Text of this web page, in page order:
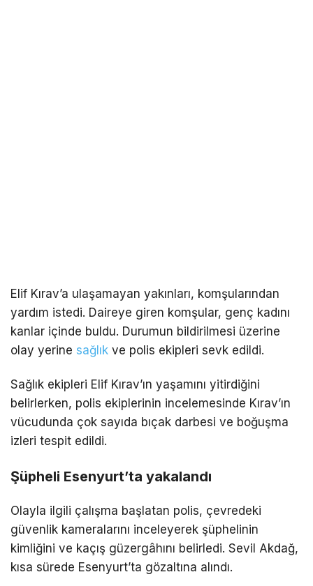
Elif Kırav’a ulaşamayan yakınları, komşularından
yardım istedi. Daireye giren komşular, genç kadını
kanlar içinde buldu. Durumun bildirilmesi üzerine
olay yerine sağlık ve polis ekipleri sevk edildi.
Sağlık ekipleri Elif Kırav’ın yaşamını yitirdiğini
belirlerken, polis ekiplerinin incelemesinde Kırav’ın
vücudunda çok sayıda bıçak darbesi ve boğuşma
izleri tespit edildi.
Şüpheli Esenyurt’ta yakalandı
Olayla ilgili çalışma başlatan polis, çevredeki
güvenlik kameralarını inceleyerek şüphelinin
kimliğini ve kaçış güzergâhını belirledi. Sevil Akdağ,
kısa sürede Esenyurt’ta gözaltına alındı.